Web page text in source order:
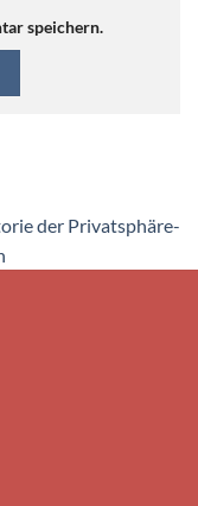
speichern.
der Privatsphäre-